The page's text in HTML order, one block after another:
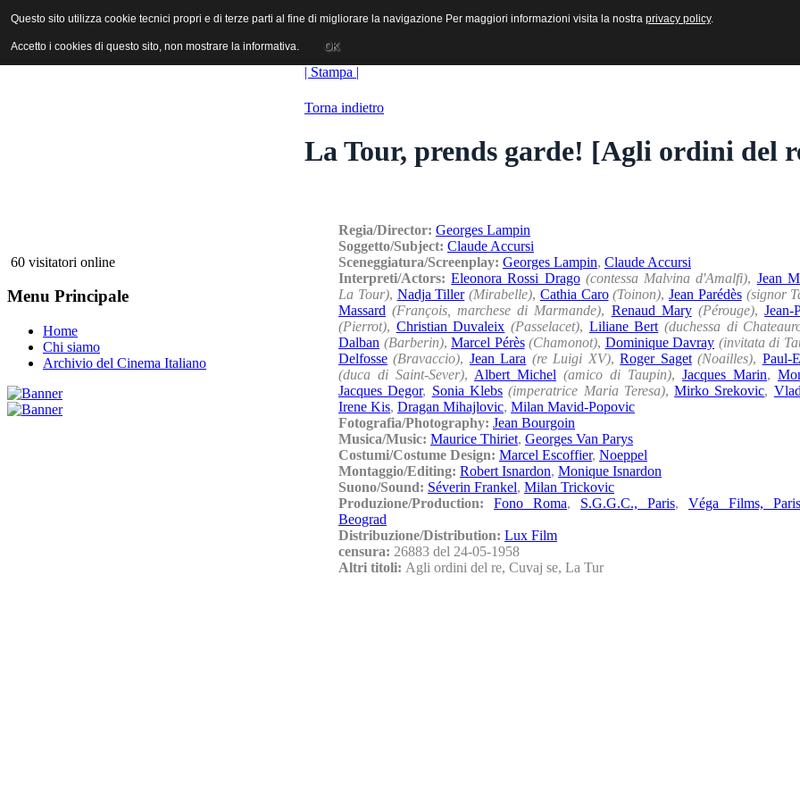
ANICA | Associazione Nazionale Industrie Cinematografiche Audiovisive e Multimediali
60 visitatori online
Menu Principale
Home
Chi siamo
Archivio del Cinema Italiano
| Stampa |
Torna indietro
La Tour, prends garde! [Agli ordini del
Regia/Director: Georges Lampin
Soggetto/Subject: Claude Accursi
Sceneggiatura/Screenplay: Georges Lampin, Claude Accursi
Interpreti/Actors:Eleonora Rossi Drago (contessa Malvina d'Amalfi), Jean
La Tour), Nadja Tiller (Mirabelle), Cathia Caro (Toinon), Jean Parédès (signor
Massard (François, marchese di Marmande), Renaud Mary (Pérouge), Jean-
(Pierrot), Christian Duvaleix (Passelacet), Liliane Bert (duchessa di
Dalban (Barberin), Marcel Pérès (Chamonot), Dominique Davray (invitata di
Delfosse (Bravaccio), Jean Lara (re Luigi XV),Roger Saget (Noailles), Paul-
(duca di Saint-Sever), Albert Michel (amico di Taupin), Jacques Marin,
Jacques Degor, Sonia Klebs (imperatrice Maria Teresa),Mirko Srekovic,
Irene Kis, Dragan Mihajlovic, Milan Mavid-Popovic
Fotografia/Photography: Jean Bourgoin
Musica/Music: Maurice Thiriet, Georges Van Parys
Costumi/Costume Design: Marcel Escoffier, Noeppel
Montaggio/Editing: Robert Isnardon, Monique Isnardon
Suono/Sound: Séverin Frankel, Milan Trickovic
Produzione/Production: Fono Roma, S.G.G.C., Paris, Véga Films, Paris
Beograd
Distribuzione/Distribution: Lux Film
censura: 26883 del 24-05-1958
Altri titoli: Agli ordini del re, Cuvaj se, La Tur
Questo sito utilizza cookie tecnici propri e di terze parti al fine di migliorare la navigazione Per maggiori informazioni visita la nostra privacy policy.
Accetto i cookies di questo sito, non mostrare la informativa. OK
Questo sito utilizza cookie tecnici propri e di terze parti al fine di migliorare la navigazione Per maggiori informazioni visita la nostra privacy policy.
Accetto i cookies di questo sito, non mostrare la informativa. OK